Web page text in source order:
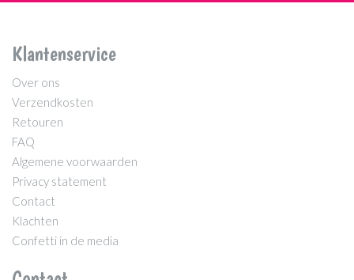
Klantenservice
Over ons
Verzendkosten
Retouren
FAQ
Algemene voorwaarden
Privacy statement
Contact
Klachten
Confetti in de media